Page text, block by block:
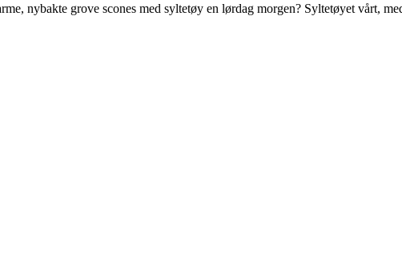
nybakte grove scones med syltetøy en lørdag morgen? Syltetøyet vårt,